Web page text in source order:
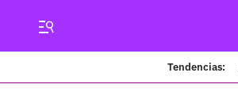
Tendencias: